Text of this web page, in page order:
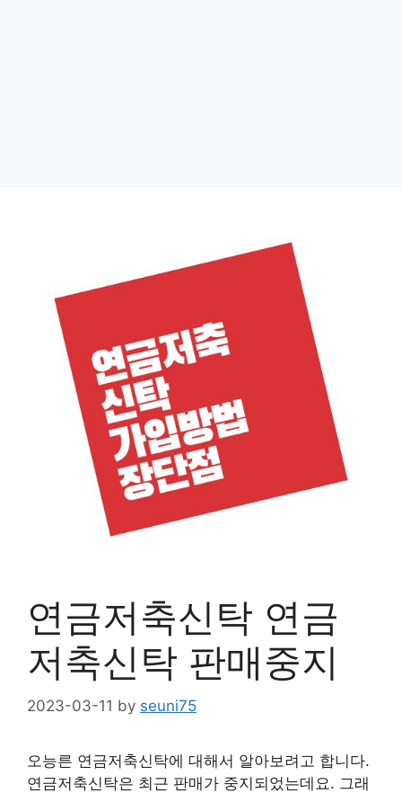
연금저축신탁 연금
저축신탁 판매중지
2023-03-11 by seuni75
오능른 연금저축신탁에 대해서 알아보려고 합니다.
연금저축신탁은 최근 판매가 중지되었는데요. 그래